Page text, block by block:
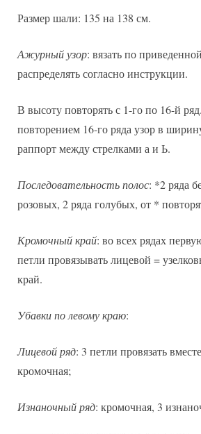
Размер шали: 135 на 138 см.
Ажурный узор: вязать по
распределять согласно инструкции.
В высоту повторять с 1-го по 16-й
повторением 16-го ряда узор в
раппорт между стрелками а и Ь.
Последовательность полос: *2 ряда
розовых, 2 ряда голубых, от *
Кромочный край: во всех рядах
петли провязывать лицевой =
край.
Убавки по левому краю:
Лицевой ряд: 3 петли провязать
кромочная;
Изнаночный ряд: кромочная, 3